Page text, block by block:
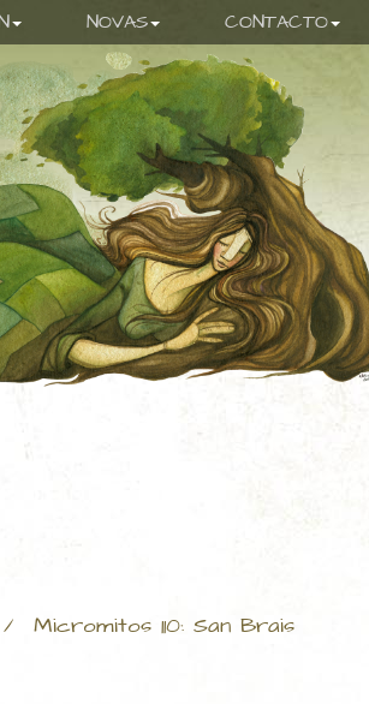
NOVAS CONTACTO
/ Micromitos 110: San Brais